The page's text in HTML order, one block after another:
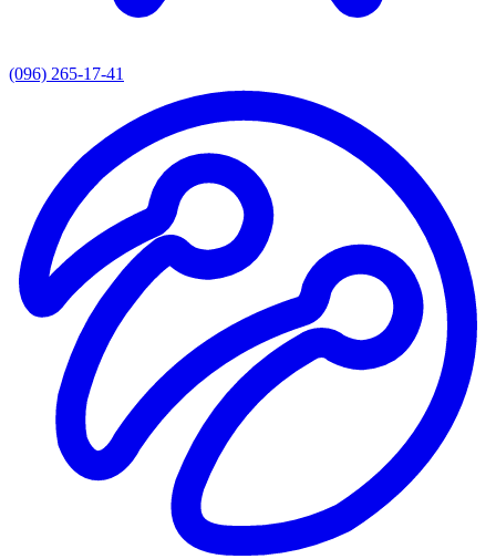
(096) 265-17-41